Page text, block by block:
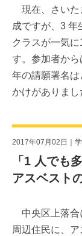
現在、さいた
成ですが、3 年
クラスが一気
す。参加者か
年の請願署名
かけがありまし
2017年07月02日｜
「1 人でも
アスベスト
中央区上落合
周辺住民に、